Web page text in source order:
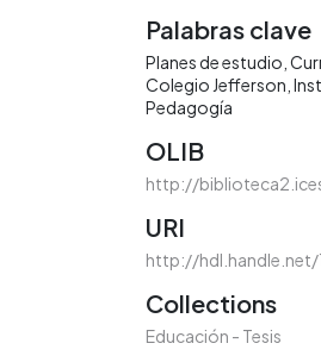
Palabras clave
Planes de estudio
Colegio Jefferson
Pedagogía
OLIB
http://
URI
http://
Collections
Educación - Tesis